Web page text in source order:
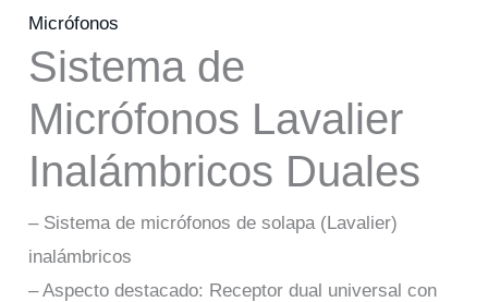
Micrófonos
Sistema de
Micrófonos Lavalier
Inalámbricos Duales
– Sistema de micrófonos de solapa (Lavalier)
inalámbricos
– Aspecto destacado: Receptor dual universal con